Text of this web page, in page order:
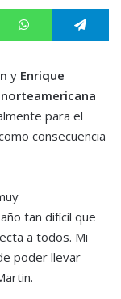
WhatsApp
y Enrique
para el
consecuencia
tan difícil que
a todos. Mi
poder llevar